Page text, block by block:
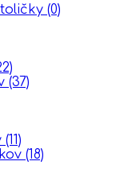
(0)
(37)
(11)
(18)